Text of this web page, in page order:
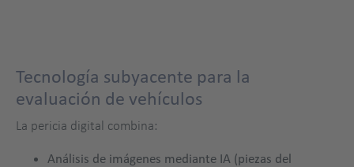
Tecnología subyacente para la
evaluación de vehículos
La pericia digital combina:
Análisis de imágenes mediante IA (piezas del